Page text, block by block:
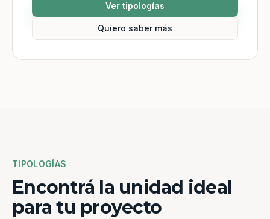
Ver tipologías
Quiero saber más
TIPOLOGÍAS
Encontrá la unidad ideal
para tu proyecto